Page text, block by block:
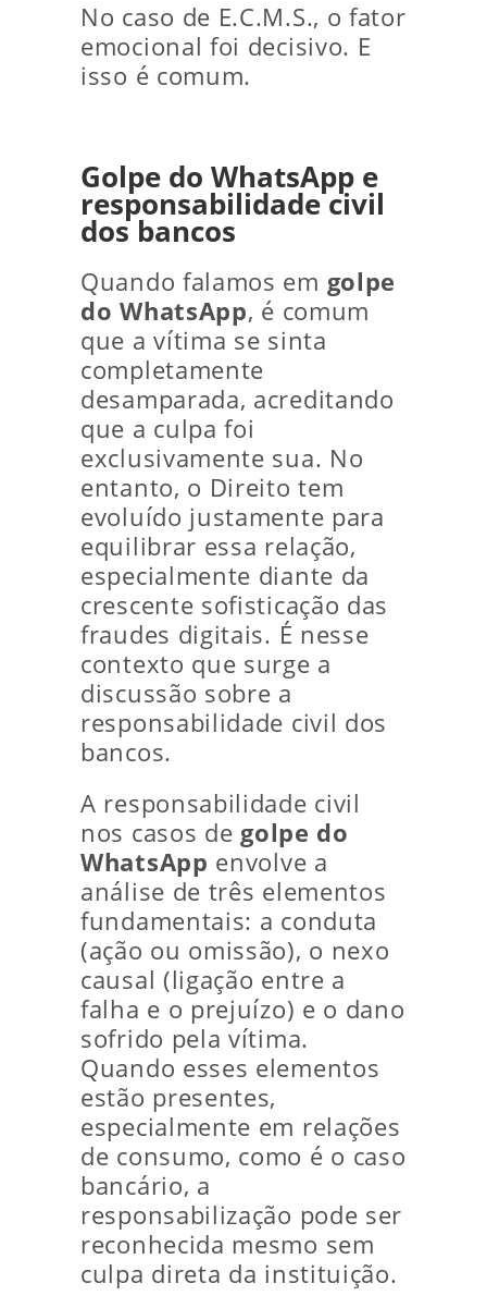
No caso de E.C.M.S., o fator
emocional foi decisivo. E
isso é comum.
Golpe do WhatsApp e
responsabilidade civil
dos bancos
Quando falamos em golpe
do WhatsApp, é comum
que a vítima se sinta
completamente
desamparada, acreditando
que a culpa foi
exclusivamente sua. No
entanto, o Direito tem
evoluído justamente para
equilibrar essa relação,
especialmente diante da
crescente sofisticação das
fraudes digitais. É nesse
contexto que surge a
discussão sobre a
responsabilidade civil dos
bancos.
A responsabilidade civil
nos casos de golpe do
WhatsApp envolve a
análise de três elementos
fundamentais: a conduta
(ação ou omissão), o nexo
causal (ligação entre a
falha e o prejuízo) e o dano
sofrido pela vítima.
Quando esses elementos
estão presentes,
especialmente em relações
de consumo, como é o caso
bancário, a
responsabilização pode ser
reconhecida mesmo sem
culpa direta da instituição.